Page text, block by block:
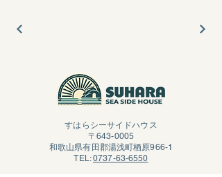
すはらシーサイドハウス
〒643-0005
和歌山県有田郡湯浅町栖原966-1
TEL:0737-63-6550